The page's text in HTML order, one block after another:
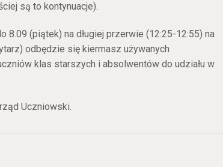
są to kontynuacje).
8.09 (piątek) na długiej przerwie (12:25-12:55) na
odbędzie się kiermasz używanych
klas starszych i absolwentów do udziału w
Uczniowski.